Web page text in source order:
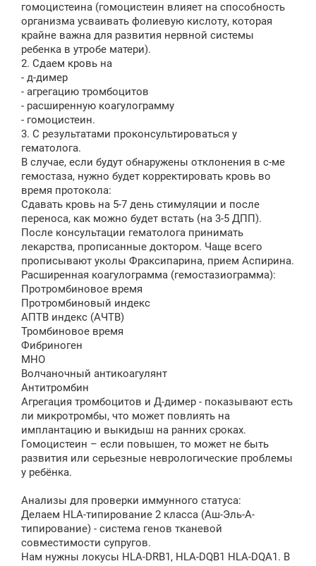
гомоцистеина (гомоцистеин влияет на способность
организма усваивать фолиевую кислоту, которая
крайне важна для развития нервной системы
ребенка в утробе матери).
2. Сдаем кровь на
- д-димер
- агрегацию тромбоцитов
- расширенную коагулограмму
- гомоцистеин.
3. С результатами проконсультироваться у
гематолога.
В случае, если будут обнаружены отклонения в с-ме
гемостаза, нужно будет корректировать кровь во
время протокола:
Сдавать кровь на 5-7 день стимуляции и после
переноса, как можно будет встать (на 3-5 ДПП).
После консультации гематолога принимать
лекарства, прописанные доктором. Чаще всего
прописывают уколы Фраксипарина, прием Аспирина.
Расширенная коагулограмма (гемостазиограмма):
Протромбиновое время
Протромбиновый индекс
АПТВ индекс (АЧТВ)
Тромбиновое время
Фибриноген
МНО
Волчаночный антикоагулянт
Антитромбин
Агрегация тромбоцитов и Д-димер - показывают есть
ли микротромбы, что может повлиять на
имплантацию и выкидыш на ранних сроках.
Гомоцистеин – если повышен, то может не быть
развития или серьезные неврологические проблемы
у ребёнка.
Анализы для проверки иммунного статуса:
Делаем HLA-типирование 2 класса (Аш-Эль-А-
типирование) - система генов тканевой
совместимости супругов.
Нам нужны локусы HLA-DRB1, HLA-DQB1 HLA-DQA1. В